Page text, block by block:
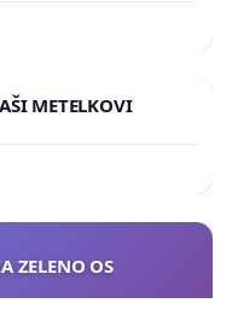
METELKOVI
ZELENO OS